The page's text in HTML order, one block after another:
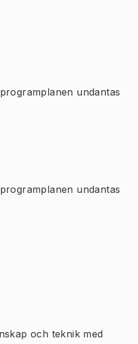
undantas
undantas
och teknik med